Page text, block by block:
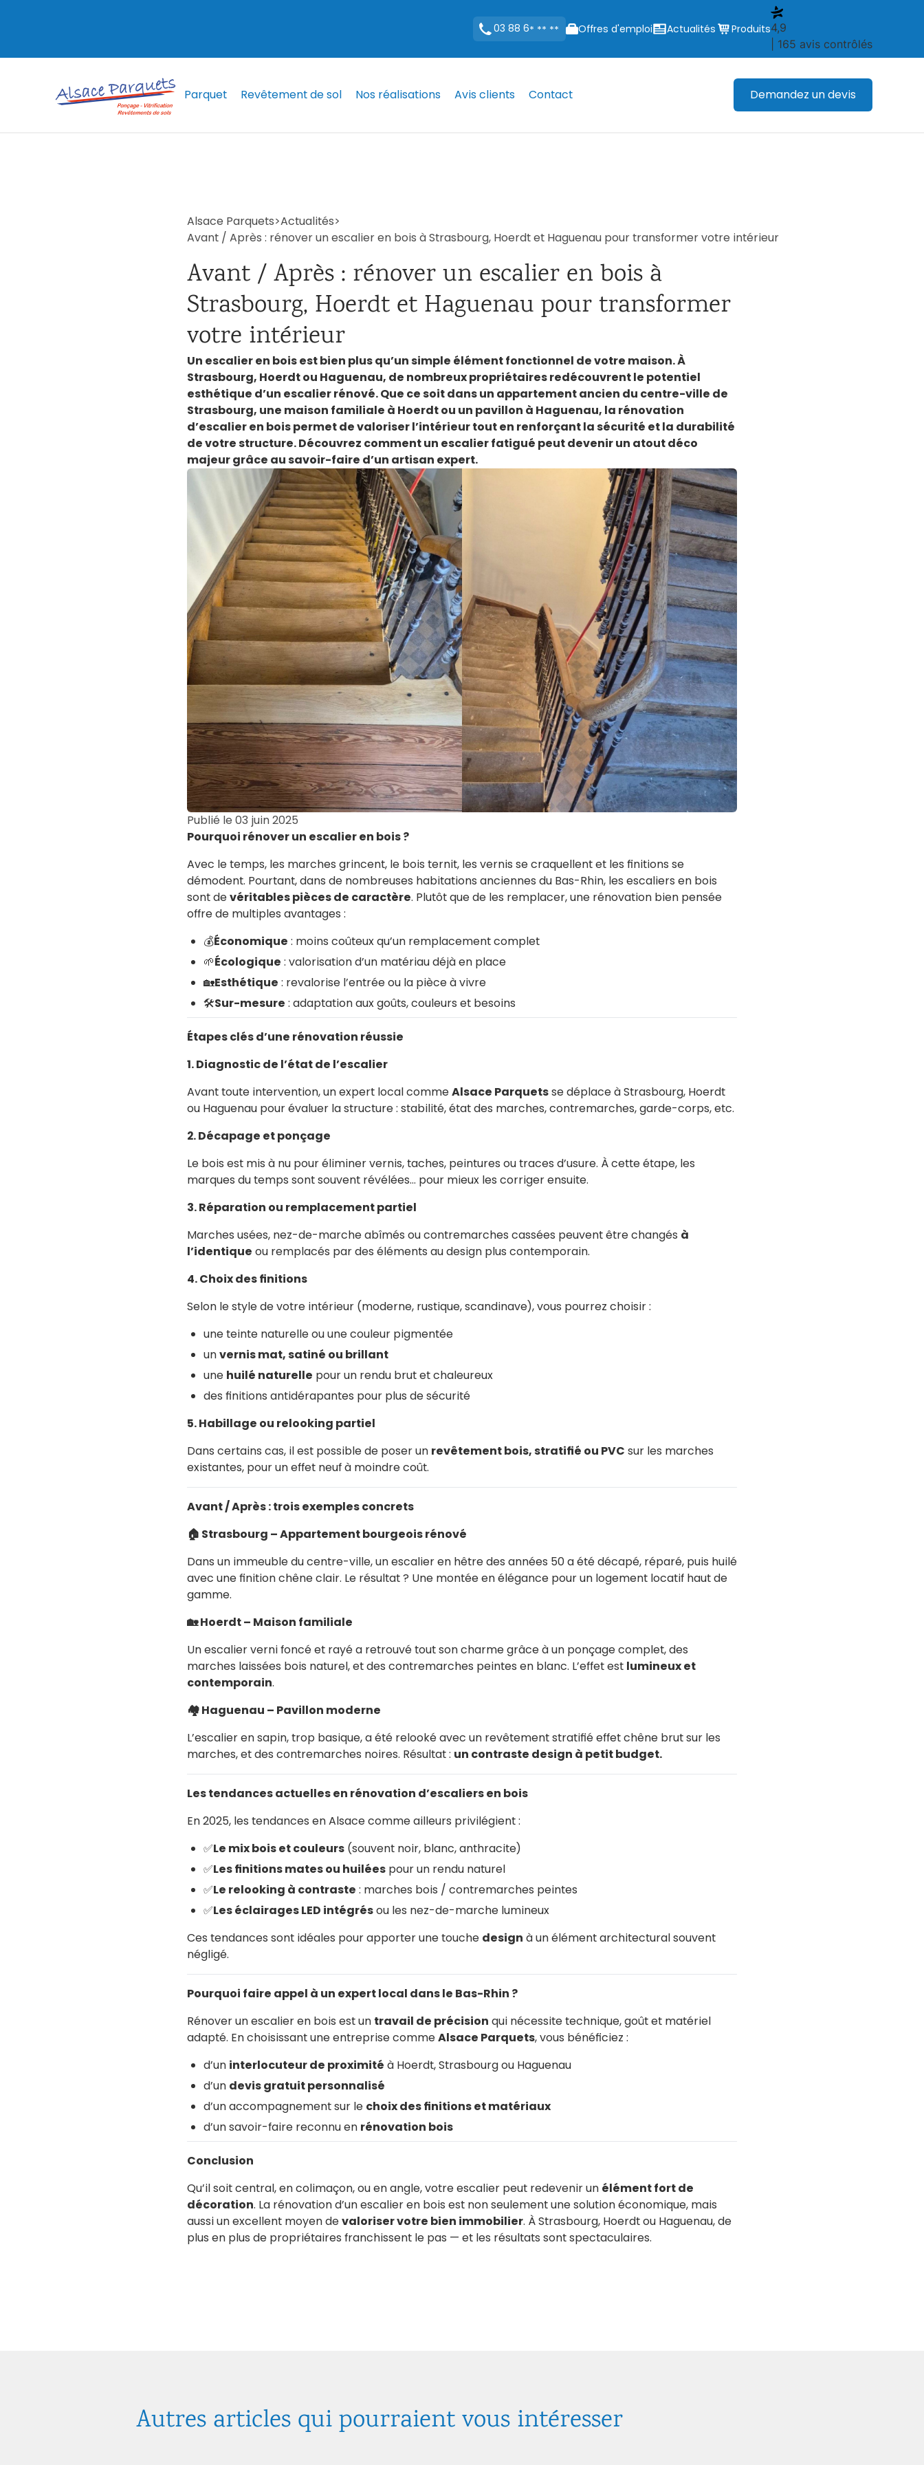
03 88 6* ** ** Offres d'emploi Actualités Produits4,9
| 165 avis contrôlés
Parquet Revêtement de sol Nos réalisations Avis clients Contact Demandez un devis
Alsace Parquets>Actualités>
Avant / Après : rénover un escalier en bois à Strasbourg, Hoerdt et Haguenau pour transformer votre intérieur
Avant / Après : rénover un escalier en bois à
Strasbourg, Hoerdt et Haguenau pour transformer
votre intérieur
Un escalier en bois est bien plus qu’un simple élément fonctionnel de votre maison. À
Strasbourg, Hoerdt ou Haguenau, de nombreux propriétaires redécouvrent le potentiel
esthétique d’un escalier rénové. Que ce soit dans un appartement ancien du centre-ville de
Strasbourg, une maison familiale à Hoerdt ou un pavillon à Haguenau, la rénovation
d’escalier en bois permet de valoriser l’intérieur tout en renforçant la sécurité et la durabilité
de votre structure. Découvrez comment un escalier fatigué peut devenir un atout déco
majeur grâce au savoir-faire d’un artisan expert.
Publié le 03 juin 2025
Pourquoi rénover un escalier en bois ?
Avec le temps, les marches grincent, le bois ternit, les vernis se craquellent et les finitions se
démodent. Pourtant, dans de nombreuses habitations anciennes du Bas-Rhin, les escaliers en bois
sont devéritables pièces de caractère. Plutôt que de les remplacer, une rénovation bien pensée
offre de multiples avantages :
💰Économique : moins coûteux qu’un remplacement complet
🌱Écologique : valorisation d’un matériau déjà en place
🏡Esthétique : revalorise l’entrée ou la pièce à vivre
🛠️Sur-mesure : adaptation aux goûts, couleurs et besoins
Étapes clés d’une rénovation réussie
1. Diagnostic de l’état de l’escalier
Avant toute intervention, un expert local commeAlsace Parquetsse déplace à Strasbourg, Hoerdt
ou Haguenau pour évaluer la structure : stabilité, état des marches, contremarches, garde-corps, etc.
2. Décapage et ponçage
Le bois est mis à nu pour éliminer vernis, taches, peintures ou traces d’usure. À cette étape, les
marques du temps sont souvent révélées… pour mieux les corriger ensuite.
3. Réparation ou remplacement partiel
Marches usées, nez-de-marche abîmés ou contremarches cassées peuvent être changés à
l’identique ou remplacés par des éléments au design plus contemporain.
4. Choix des finitions
Selon le style de votre intérieur (moderne, rustique, scandinave), vous pourrez choisir :
une teinte naturelle ou une couleur pigmentée
unvernis mat, satiné ou brillant
une huilé naturelle pour un rendu brut et chaleureux
des finitions antidérapantes pour plus de sécurité
5. Habillage ou relooking partiel
Dans certains cas, il est possible de poser un revêtement bois, stratifié ou PVC sur les marches
existantes, pour un effet neuf à moindre coût.
Avant / Après : trois exemples concrets
🏠 Strasbourg – Appartement bourgeois rénové
Dans un immeuble du centre-ville, un escalier en hêtre des années 50 a été décapé, réparé, puis huilé
avec une finition chêne clair. Le résultat ? Une montée en élégance pour un logement locatif haut de
gamme.
🏡Hoerdt – Maison familiale
Un escalier verni foncé et rayé a retrouvé tout son charme grâce à un ponçage complet, des
marches laissées bois naturel, et des contremarches peintes en blanc. L’effet est lumineux et
contemporain.
🏘️Haguenau – Pavillon moderne
L’escalier en sapin, trop basique, a été relooké avec un revêtement stratifié effet chêne brut sur les
marches, et des contremarches noires. Résultat : un contraste design à petit budget.
Les tendances actuelles en rénovation d’escaliers en bois
En 2025, les tendances en Alsace comme ailleurs privilégient :
✅Le mix bois et couleurs (souvent noir, blanc, anthracite)
✅Les finitions mates ou huilées pour un rendu naturel
✅Le relooking à contraste : marches bois / contremarches peintes
✅Les éclairages LED intégrésou les nez-de-marche lumineux
Ces tendances sont idéales pour apporter une touche design à un élément architectural souvent
négligé.
Pourquoi faire appel à un expert local dans le Bas-Rhin ?
Rénover un escalier en bois est un travail de précision qui nécessite technique, goût et matériel
adapté. En choisissant une entreprise commeAlsace Parquets, vous bénéficiez :
d’un interlocuteur de proximité à Hoerdt, Strasbourg ou Haguenau
d’un devis gratuit personnalisé
d’un accompagnement sur le choix des finitions et matériaux
d’un savoir-faire reconnu en rénovation bois
Conclusion
Qu’il soit central, en colimaçon, ou en angle, votre escalier peut redevenir un élément fort de
décoration. La rénovation d’un escalier en bois est non seulement une solution économique, mais
aussi un excellent moyen devaloriser votre bien immobilier. À Strasbourg, Hoerdt ou Haguenau, de
plus en plus de propriétaires franchissent le pas — et les résultats sont spectaculaires.
Autres articles qui pourraient vous intéresser